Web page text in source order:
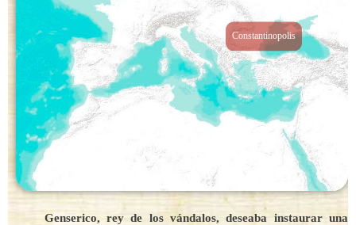
Constantinopolis
Genserico, rey de los vándalos, deseaba instaurar una